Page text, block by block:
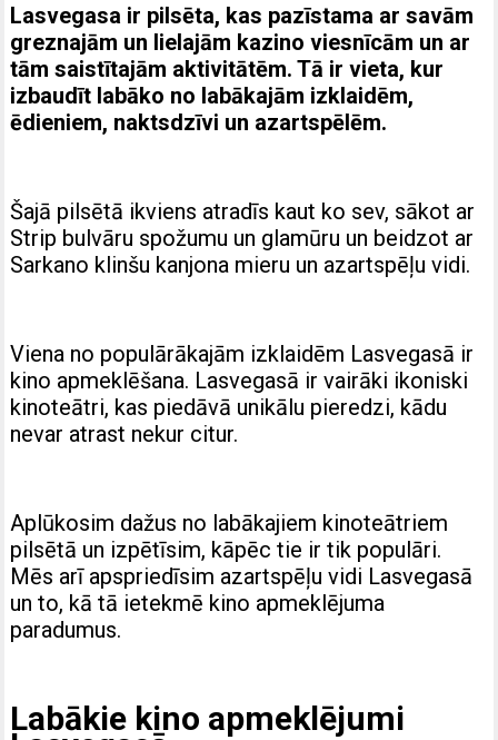
Lasvegasa ir pilsēta, kas pazīstama ar savām
greznajām un lielajām kazino viesnīcām un ar
tām saistītajām aktivitātēm. Tā ir vieta, kur
izbaudīt labāko no labākajām izklaidēm,
ēdieniem, naktsdzīvi un azartspēlēm.
Šajā pilsētā ikviens atradīs kaut ko sev, sākot ar
Strip bulvāru spožumu un glamūru un beidzot ar
Sarkano klinšu kanjona mieru un azartspēļu vidi.
Viena no populārākajām izklaidēm Lasvegasā ir
kino apmeklēšana. Lasvegasā ir vairāki ikoniski
kinoteātri, kas piedāvā unikālu pieredzi, kādu
nevar atrast nekur citur.
Aplūkosim dažus no labākajiem kinoteātriem
pilsētā un izpētīsim, kāpēc tie ir tik populāri.
Mēs arī apspriedīsim azartspēļu vidi Lasvegasā
un to, kā tā ietekmē kino apmeklējuma
paradumus.
Labākie kino apmeklējumi